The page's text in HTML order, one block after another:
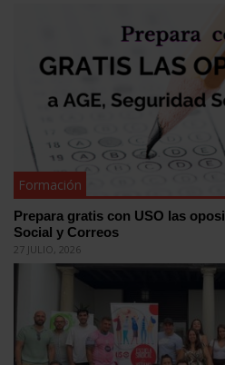
Formación
Prepara gratis con USO las
Social y Correos
27 JULIO, 2026